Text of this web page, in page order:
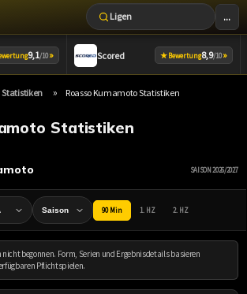
Zum
Inhalt
springen
Ligen ...
9,1/10» Scored ★Bewertung8,9/10»
Statistiken » Roasso Kumamoto Statistiken
Statistiken
SAISON 2026/2027
90 Min 1. HZ 2. HZ
nicht begonnen. Form, Serien und Ergebnisdetails basieren
Pflichtspielen.